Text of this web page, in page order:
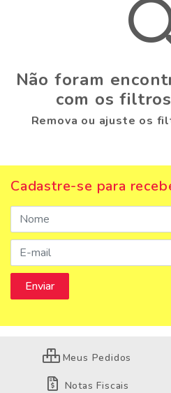
Não foram
com os
Remova ou ajuste os
Cadastre-se para
Meus Pedidos
Notas Fiscais